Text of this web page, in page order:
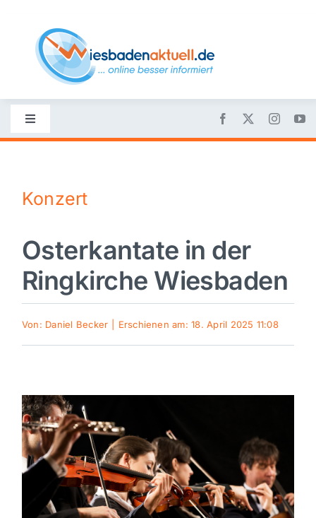
content
Toggle
Navigation
Nachrichten
Politik
Wirtschaft
Sport
Panorama
Mein Stadtteil
Konzert
Osterkantate in der
Ringkirche Wiesbaden
Von: Daniel Becker Erschienen am: 18. April 2025 11:08